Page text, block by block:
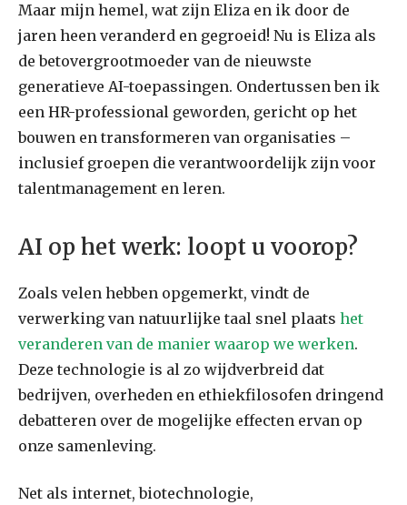
Maar mijn hemel, wat zijn Eliza en ik door de
jaren heen veranderd en gegroeid! Nu is Eliza als
de betovergrootmoeder van de nieuwste
generatieve AI-toepassingen. Ondertussen ben ik
een HR-professional geworden, gericht op het
bouwen en transformeren van organisaties –
inclusief groepen die verantwoordelijk zijn voor
talentmanagement en leren.
AI op het werk: loopt u voorop?
Zoals velen hebben opgemerkt, vindt de
verwerking van natuurlijke taal snel plaats het
veranderen van de manier waarop we werken.
Deze technologie is al zo wijdverbreid dat
bedrijven, overheden en ethiekfilosofen dringend
debatteren over de mogelijke effecten ervan op
onze samenleving.
Net als internet, biotechnologie,